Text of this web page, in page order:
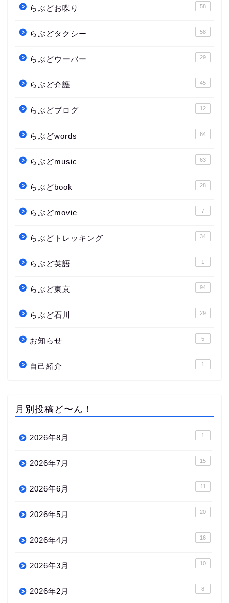
らぶどお喋り 58
らぶどタクシー 58
らぶどウーバー 29
らぶど介護 45
らぶどブログ 12
らぶどwords 64
らぶどmusic 63
らぶどbook 28
らぶどmovie 7
らぶどトレッキング 34
らぶど英語 1
らぶど東京 94
らぶど石川 29
お知らせ 5
自己紹介 1
月別投稿ど〜ん！
2026年8月 1
2026年7月 15
2026年6月 11
2026年5月 20
2026年4月 16
2026年3月 10
2026年2月 8